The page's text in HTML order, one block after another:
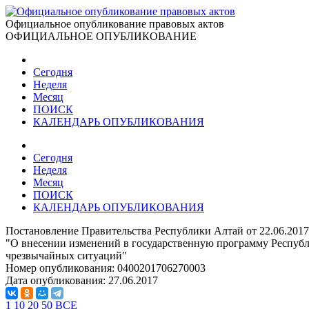
Официальное опубликование правовых актов
ОФИЦИАЛЬНОЕ ОПУБЛИКОВАНИЕ
Сегодня
Неделя
Месяц
ПОИСК
КАЛЕНДАРЬ ОПУБЛИКОВАНИЯ
Сегодня
Неделя
Месяц
ПОИСК
КАЛЕНДАРЬ ОПУБЛИКОВАНИЯ
Постановление Правительства Республики Алтай от
"О внесении изменений в государственную программу
чрезвычайных ситуаций"
Номер опубликования: 0400201706270003
Дата опубликования: 27.06.2017
1 10 20 50 ВСЕ